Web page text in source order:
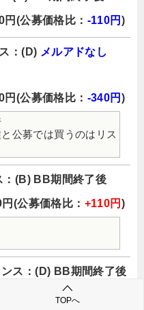
(公募価格比： -110円 )
：(D) メルアドなし
(公募価格比： -340円 )
公募では買うのはリス
：(B) BB期間終了後
(公募価格比： +110円 )
ス：(D) BB期間終了後
円(公募価格比：
TOPへ